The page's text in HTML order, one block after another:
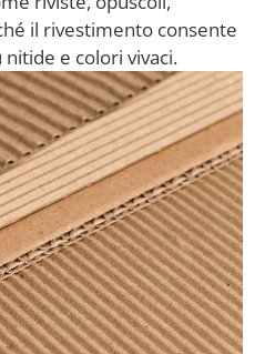
il rivestimento consente
e colori vivaci.